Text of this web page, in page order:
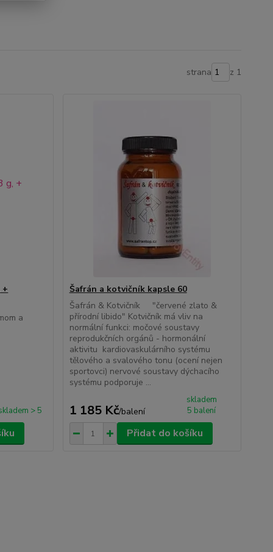
strana z 1
+
a
> 5
Šafrán a kotvičník kapsle 60
Šafrán & Kotvičník "červené zlato &
přírodní libido" Kotvičník má vliv na
normální funkci: močové soustavy
reprodukčních orgánů - hormonální
aktivitu kardiovaskulárního systému
tělového a svalového tonu (ocení nejen
sportovci) nervové soustavy dýchacího
systému podporuje ...
1 185 Kč/balení
skladem
5 balení
Přidat do košíku